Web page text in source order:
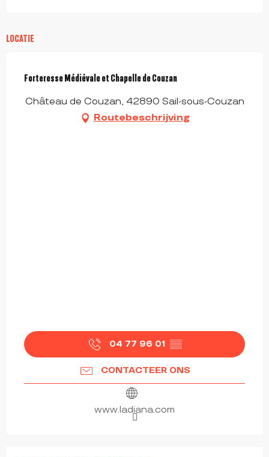
LOCATIE
Forteresse Médiévale et Chapelle de Couzan
Château de Couzan, 42890 Sail-sous-Couzan
Routebeschrijving
04 77 96 01 ▒▒
CONTACTEER ONS
www.ladiana.com